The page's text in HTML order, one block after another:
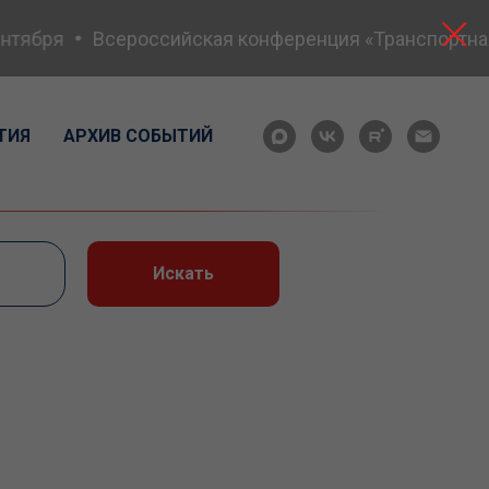
Всероссийская конференция
АРХИВ СОБЫТИЙ
Искать